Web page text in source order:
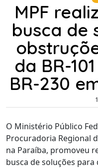
MPF
busca de
da BR-
BR-230
O Ministério Público
Procuradoria Regional
na Paraíba, promoveu
busca de soluções